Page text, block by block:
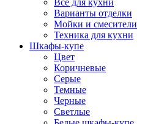
Все для кухни
Варианты отделки
Мойки и смесители
Техника для кухни
Шкафы-купе
Цвет
Коричневые
Серые
Темные
Черные
Светлые